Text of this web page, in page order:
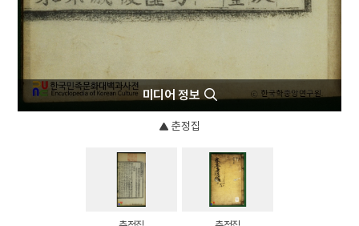
미디어 정보
춘정집